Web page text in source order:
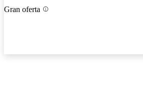
Gran oferta